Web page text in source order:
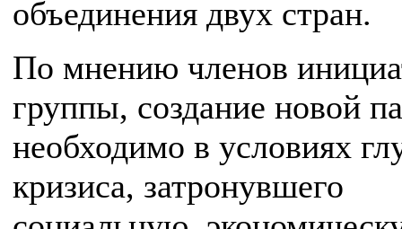
объединения двух стран.
По мнению членов
группы, создание новой
необходимо в условиях
кризиса, затронувшего